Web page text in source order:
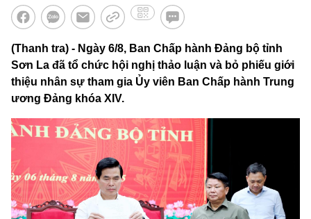
(Thanh tra) - Ngày 6/8, Ban Chấp hành Đảng bộ tỉnh
Sơn La đã tổ chức hội nghị thảo luận và bỏ phiếu giới
thiệu nhân sự tham gia Ủy viên Ban Chấp hành Trung
ương Đảng khóa XIV.